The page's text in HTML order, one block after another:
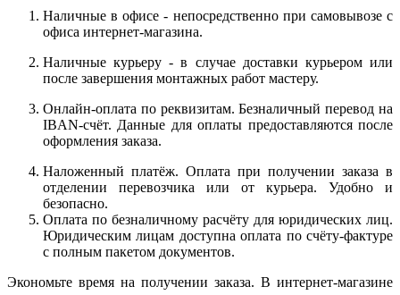
Наличные в офисе - непосредственно при самовывозе с
офиса интернет-магазина.
Наличные курьеру - в случае доставки курьером или
после завершения монтажных работ мастеру.
Онлайн-оплата по реквизитам. Безналичный перевод на
IBAN-счёт. Данные для оплаты предоставляются после
оформления заказа.
Наложенный платёж. Оплата при получении заказа в
отделении перевозчика или от курьера. Удобно и
безопасно.
Оплата по безналичному расчёту для юридических лиц.
Юридическим лицам доступна оплата по счёту-фактуре
с полным пакетом документов.
Экономьте время на получении заказа. В интернет-магазине